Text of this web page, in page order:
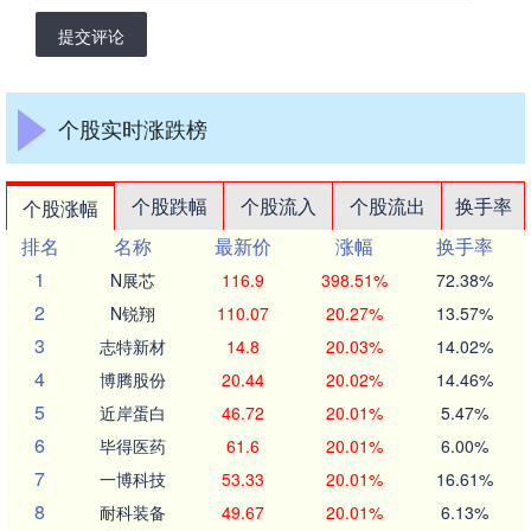
提交评论
个股实时涨跌榜
个股涨幅 个股跌幅 个股流入 个股流出
换手率
排名
名称 最新价 涨幅
换手率
1
N展芯 116.9 398.51% 72.38%
2 N锐翔 110.07 20.27% 13.57%
3 志特新材 14.8 20.03% 14.02%
4 博腾股份 20.44 20.02% 14.46%
5 近岸蛋白 46.72 20.01% 5.47%
6 毕得医药 61.6 20.01% 6.00%
7 一博科技 53.33 20.01% 16.61%
8 耐科装备 49.67 20.01% 6.13%